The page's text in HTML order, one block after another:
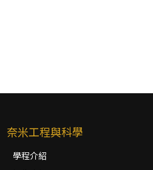
奈米工程與科學
學程介紹